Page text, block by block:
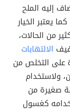
إليه الملح
يعتبر الخيار
من الحالات،
الالتهابات
على التخلص من
ولاستخدام
صغيرة من
كغسول